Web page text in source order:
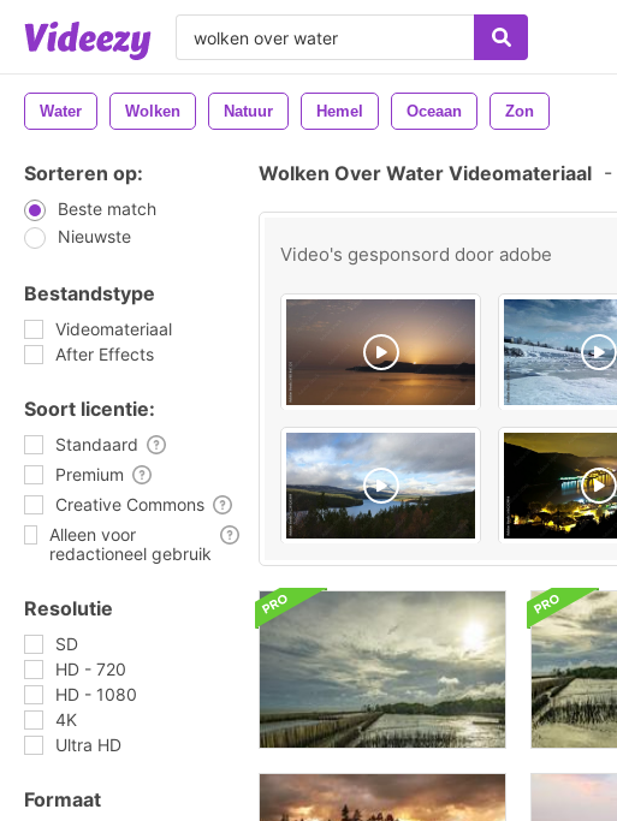
Water Wolken Natuur Hemel Oceaan Zon
Sorteren op:
Beste match
Nieuwste
Bestandstype
Videomateriaal
After Effects
Soort licentie:
Standaard
Premium
Creative Commons
Alleen voor
redactioneel gebruik
Resolutie
SD
HD - 720
HD - 1080
4K
Ultra HD
Formaat
Wolken Over Water Videomateriaal -
Video's gesponsord door adobe